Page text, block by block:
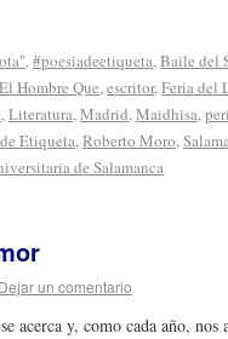
,#poesiadeetiqueta,Baile del
El Hombre Que,escritor,Feria del
,Literatura,Madrid,Maidhisa,
Etiqueta,Roberto Moro,
de Salamanca
Dejar un comentario
acerca y, como cada año, nos